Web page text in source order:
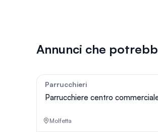
Annunci che
Parrucchieri
Parrucchiere centro
Molfetta